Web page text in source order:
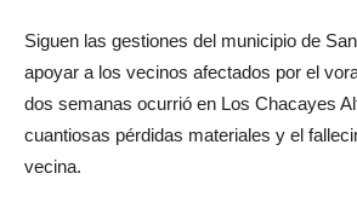
Siguen las gestiones del municipio de
apoyar a los vecinos afectados por el
dos semanas ocurrió en Los Chacayes
cuantiosas pérdidas materiales y el
vecina.